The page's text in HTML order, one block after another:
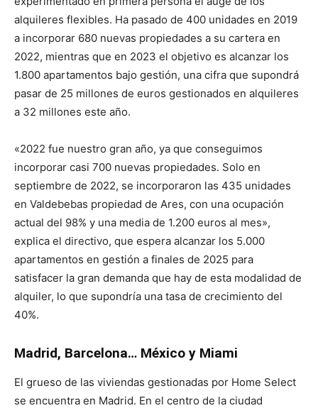
alquileres flexibles. Ha pasado de 400 unidades en 2019
a incorporar 680 nuevas propiedades a su cartera en
2022, mientras que en 2023 el objetivo es alcanzar los
1.800 apartamentos bajo gestión, una cifra que supondrá
pasar de 25 millones de euros gestionados en alquileres
a 32 millones este año.
«2022 fue nuestro gran año, ya que conseguimos
incorporar casi 700 nuevas propiedades. Solo en
septiembre de 2022, se incorporaron las 435 unidades
en Valdebebas propiedad de Ares, con una ocupación
actual del 98% y una media de 1.200 euros al mes»,
explica el directivo, que espera alcanzar los 5.000
apartamentos en gestión a finales de 2025 para
satisfacer la gran demanda que hay de esta modalidad de
alquiler, lo que supondría una tasa de crecimiento del
40%.
Madrid, Barcelona… México y Miami
El grueso de las viviendas gestionadas por Home Select
se encuentra en Madrid. En el centro de la ciudad